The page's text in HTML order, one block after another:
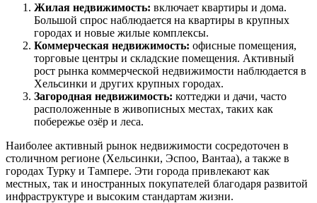
Жилая недвижимость: включает квартиры и дома.
Большой спрос наблюдается на квартиры в крупных
городах и новые жилые комплексы.
Коммерческая недвижимость: офисные помещения,
торговые центры и складские помещения. Активный
рост рынка коммерческой недвижимости наблюдается в
Хельсинки и других крупных городах.
Загородная недвижимость: коттеджи и дачи, часто
расположенные в живописных местах, таких как
побережье озёр и леса.
Наиболее активный рынок недвижимости сосредоточен в
столичном регионе (Хельсинки, Эспоо, Вантаа), а также в
городах Турку и Тампере. Эти города привлекают как
местных, так и иностранных покупателей благодаря развитой
инфраструктуре и высоким стандартам жизни.